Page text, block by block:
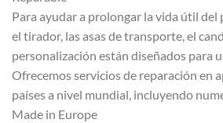
Para ayudar a prolongar la vida útil del
el tirador, las asas de transporte, el
personalización están diseñados para
Ofrecemos servicios de reparación en
países a nivel mundial, incluyendo
Made in Europe